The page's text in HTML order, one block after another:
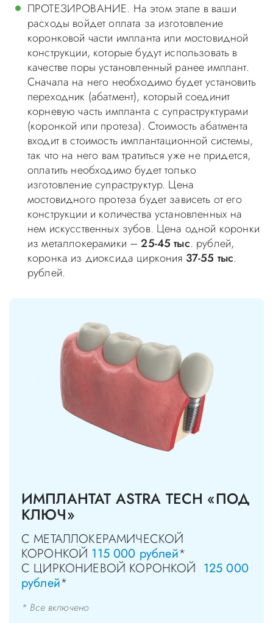
ПРОТЕЗИРОВАНИЕ. На этом этапе в ваши
расходы войдет оплата за изготовление
коронковой части импланта или мостовидной
конструкции, которые будут использовать в
качестве поры установленный ранее имплант.
Сначала на него необходимо будет установить
переходник (абатмент), который соединит
корневую часть импланта с супраструктурами
(коронкой или протеза). Стоимость абатмента
входит в стоимость имплантационной системы,
так что на него вам тратиться уже не придется,
оплатить необходимо будет только
изготовление супраструктур. Цена
мостовидного протеза будет зависеть от его
конструкции и количества установленных на
нем искусственных зубов. Цена одной коронки
из металлокерамики –25-45 тыс. рублей,
коронка из диоксида циркония 37-55 тыс.
рублей.
ИМПЛАНТАТ ASTRA TECH «ПОД
КЛЮЧ»
С МЕТАЛЛОКЕРАМИЧЕСКОЙ
КОРОНКОЙ 115 000 рублей*
С ЦИРКОНИЕВОЙ КОРОНКОЙ 125 000
рублей*
* Все включено